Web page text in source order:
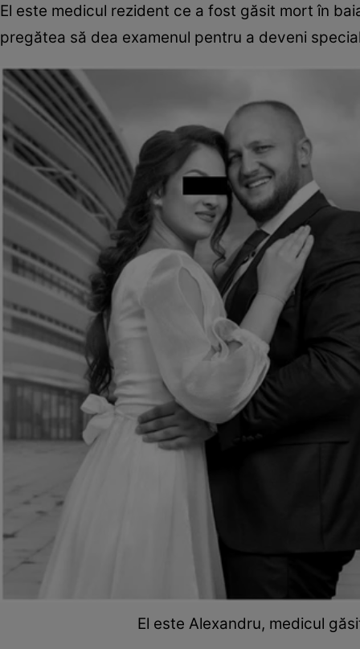
El este medicul rezident ce a fost găsit mort în
pregătea să dea examenul pentru a deveni
El este Alexandru, medicul